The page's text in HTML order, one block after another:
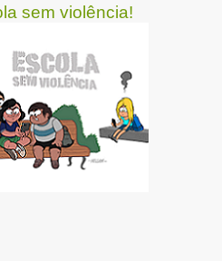
sem violência!